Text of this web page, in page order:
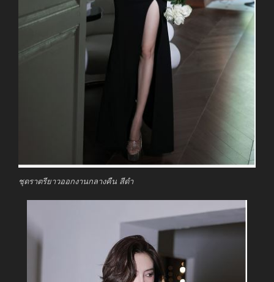
ชุดราตรียาวออกงานกลางคืน สีดำ